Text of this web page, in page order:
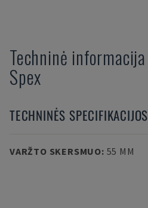
Techninė informacija
Spex
TECHNINĖS SPECIFIKACIJOS
VARŽTO SKERSMUO: 55 MM